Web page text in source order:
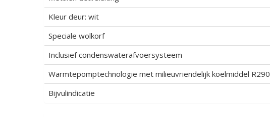
Kleur deur: wit
Speciale wolkorf
Inclusief condenswaterafvoersysteem
Warmtepomptechnologie met milieuvriendelijk koelmiddel R290
Bijvulindicatie